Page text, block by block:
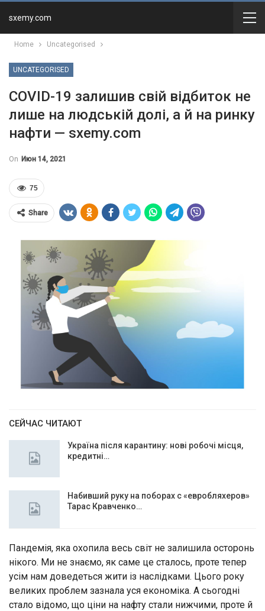
sxemy.com
Home Uncategorised
UNCATEGORISED
COVID-19 залишив свій відбиток не
лише на людській долі, а й на ринку
нафти — sxemy.com
On Июн 14, 2021
75
Share
СЕЙЧАС ЧИТАЮТ
Україна після карантину: нові робочі місця,
кредитні…
Набивший руку на поборах с «евробляхеров»
Тарас Кравченко…
Пандемія, яка охопила весь світ не залишила осторонь
нікого. Ми не знаємо, як саме це сталось, проте тепер
усім нам доведеться жити із наслідками. Цього року
великих проблем зазнала уся економіка. А сьогодні
стало відомо, що ціни на нафту стали нижчими, проте й